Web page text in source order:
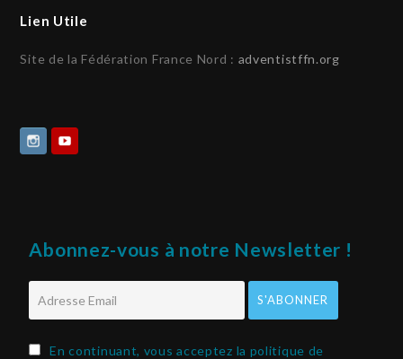
Lien Utile
Site de la Fédération France Nord : adventistffn.org
Abonnez-vous à notre Newsletter !
En continuant, vous acceptez la politique de